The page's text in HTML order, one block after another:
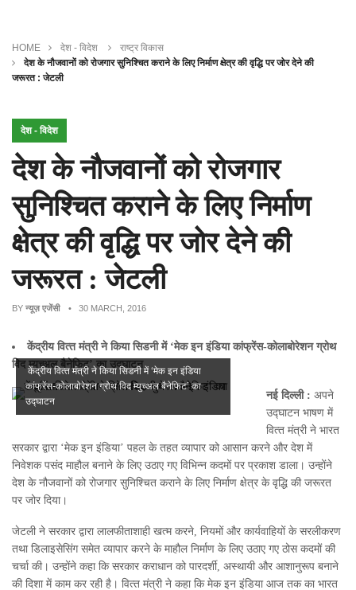
HOME देश - विदेश
राष्ट्र विकास
देश के नौजवानों को रोजगार सुनिश्चित कराने के लिए निर्माण क्षेत्र की वृद्धि पर जोर देने की
जरूरत : जेटली
देश - विदेश
देश के नौजवानों को रोजगार
सुनिश्चित कराने के लिए निर्माण
क्षेत्र की वृद्धि पर जोर देने की
जरूरत : जेटली
BY न्यूज़ एजेंसी • 30 MARCH, 2016
केंद्रीय वित्‍त मंत्री ने किया सिडनी में ‘मेक इन इंडिया कांफ्रेंस-कोलाबोरेशन ग्रोथ
विद म्‍युच्‍अल बैने‍फिट’का उद्घाटन
केंद्रीय वित्‍त मंत्री ने किया सिडनी में ‘मेक इन इंडिया
कांफ्रेंस-कोलाबोरेशन ग्रोथ विद म्‍युच्‍अल बैने‍फिट’ का
उद्घाटन
नई दिल्ली : अपने
उद्घाटन भाषण में
वित्‍त मंत्री ने भारत
सरकार द्वारा ‘मेक इन इंडिया’ पहल के तहत व्‍यापार को आसान करने और देश में
निवेशक पसंद माहौल बनाने के लिए उठाए गए विभिन्‍न कदमों पर प्रकाश डाला। उन्‍होंने
देश के नौजवानों को रोजगार सुनिश्चित कराने के लिए निर्माण क्षेत्र के वृद्धि की जरूरत
पर जोर दिया।
जेटली ने सरकार द्वारा लालफीताशाही खत्‍म करने, नियमों और कार्यवाहियों के सरलीकरण
तथा डिलाइसेसिंग समेत व्‍यापार करने के माहौल निर्माण के लिए उठाए गए ठोस कदमों की
चर्चा की। उन्‍होंने कहा कि सरकार कराधान को पारदर्शी, अस्‍थायी और आशानुरूप बनाने
की दिशा में काम कर रही है। वित्‍त मंत्री ने कहा कि मेक इन इंडिया आज तक का भारत